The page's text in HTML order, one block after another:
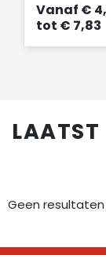
Vanaf €
tot € 7,83
LAATST
Geen